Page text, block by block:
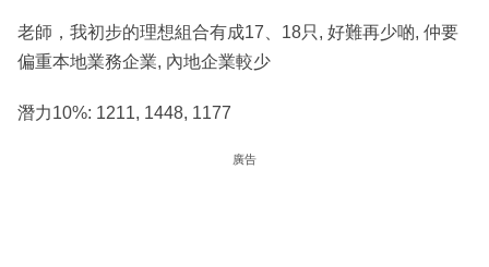
老師，我初步的理想組合有成17、18只, 好難再少啲, 仲要
偏重本地業務企業, 內地企業較少
潛力10%: 1211, 1448, 1177
廣告